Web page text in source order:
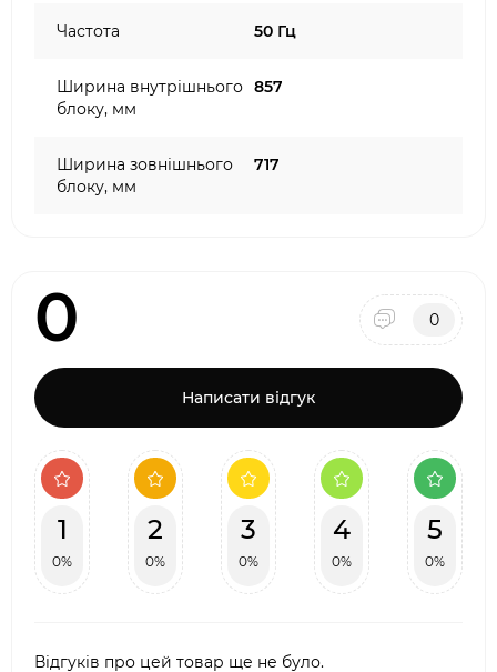
Частота 50 Гц
Ширина внутрішнього
блоку, мм
857
Ширина зовнішнього
блоку, мм
717
0 0
Написати відгук
1
0%
2
0%
3
0%
4
0%
5
0%
Відгуків про цей товар ще не було.